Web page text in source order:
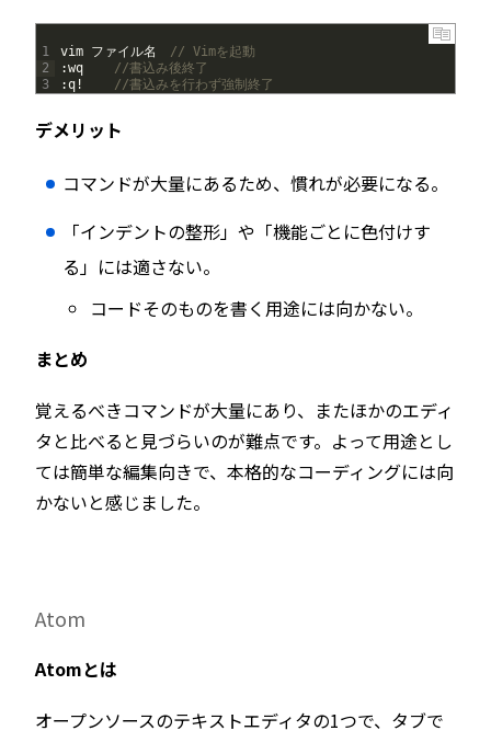
1
2
3
vim ファイル名 // Vimを起動
:wq
//書込み後終了
:q ! //書込みを行わず強制終了
デメリット
コマンドが大量にあるため、慣れが必要になる。
「インデントの整形」や「機能ごとに色付けす
る」には適さない。
コードそのものを書く用途には向かない。
まとめ
覚えるべきコマンドが大量にあり、またほかのエディ
タと比べると見づらいのが難点です。よって用途とし
ては簡単な編集向きで、本格的なコーディングには向
かないと感じました。
Atom
Atomとは
オープンソースのテキストエディタの1つで、タブで